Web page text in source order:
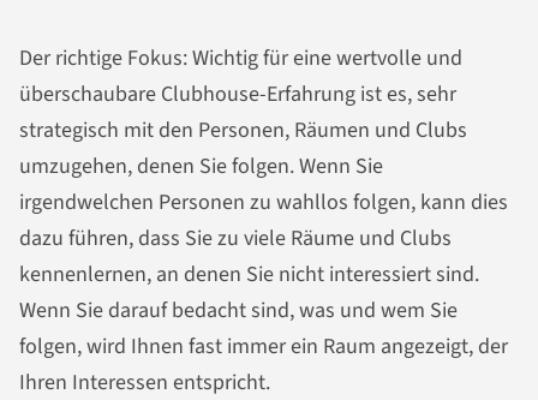
Der richtige Fokus: Wichtig für eine wertvolle und
überschaubare Clubhouse-Erfahrung ist es, sehr
strategisch mit den Personen, Räumen und Clubs
umzugehen, denen Sie folgen. Wenn Sie
irgendwelchen Personen zu wahllos folgen, kann dies
dazu führen, dass Sie zu viele Räume und Clubs
kennenlernen, an denen Sie nicht interessiert sind.
Wenn Sie darauf bedacht sind, was und wem Sie
folgen, wird Ihnen fast immer ein Raum angezeigt, der
Ihren Interessen entspricht.